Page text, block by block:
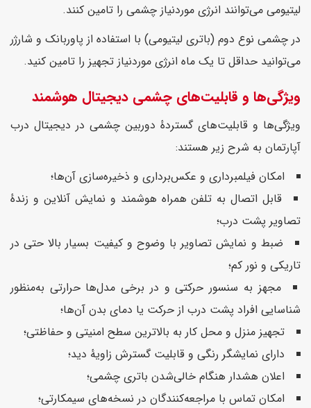
لیتیومی می‌توانند انرژی موردنیاز چشمی را تامین کنند.
در چشمی نوع دوم (باتری لیتیومی) با استفاده از پاوربانک و شارژر
می‌توانید حداقل تا یک ماه انرژی موردنیاز تجهیز را تامین کنید.
ویژگی‌ها و قابلیت‌های چشمی دیجیتال هوشمند
ویژگی‌ها و قابلیت‌های گستردهٔ دوربین چشمی در دیجیتال درب
آپارتمان به شرح زیر هستند:
امکان فیلمبرداری و عکس‌برداری و ذخیره‌سازی آن‌ها؛
قابل اتصال به تلفن همراه هوشمند و نمایش آنلاین و زندهٔ
تصاویر پشت درب؛
ضبط و نمایش تصاویر با وضوح و کیفیت بسیار بالا حتی در
تاریکی و نور کم؛
مجهز به سنسور حرکتی و در برخی مدل‌ها حرارتی به‌منظور
شناسایی افراد پشت درب از حرکت یا دمای بدن آن‌ها؛
تجهیز منزل و محل کار به بالاترین سطح امنیتی و حفاظتی؛
دارای نمایشگر رنگی و قابلیت گسترش زاویهٔ دید؛
اعلان هشدار هنگام خالی‌شدن باتری چشمی؛
امکان تماس با مراجعه‌کنندگان در نسخه‌های سیمکارتی؛